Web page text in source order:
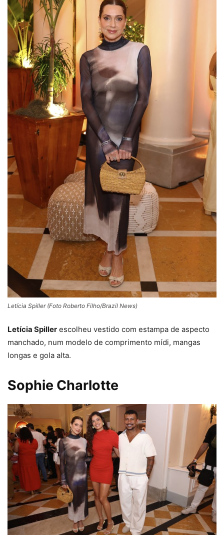
Letícia Spiller (Foto Roberto Filho/Brazil News)
Letícia Spiller escolheu vestido com estampa de aspecto
manchado, num modelo de comprimento mídi, mangas
longas e gola alta.
Sophie Charlotte